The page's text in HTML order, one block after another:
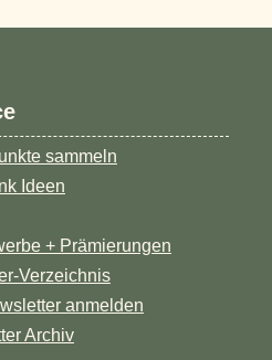
sammeln
Ideen
+ Prämierungen
Verzeichnis
anmelden
Archiv